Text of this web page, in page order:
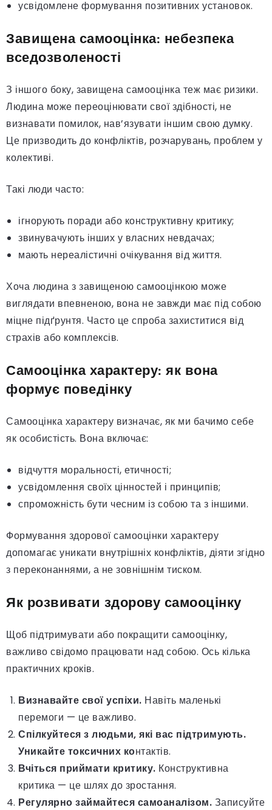
усвідомлене формування позитивних установок.
Завищена самооцінка: небезпека
вседозволеності
З іншого боку, завищена самооцінка теж має ризики.
Людина може переоцінювати свої здібності, не
визнавати помилок, нав’язувати іншим свою думку.
Це призводить до конфліктів, розчарувань, проблем у
колективі.
Такі люди часто:
ігнорують поради або конструктивну критику;
звинувачують інших у власних невдачах;
мають нереалістичні очікування від життя.
Хоча людина з завищеною самооцінкою може
виглядати впевненою, вона не завжди має під собою
міцне підґрунтя. Часто це спроба захиститися від
страхів або комплексів.
Самооцінка характеру: як вона
формує поведінку
Самооцінка характеру визначає, як ми бачимо себе
як особистість. Вона включає:
відчуття моральності, етичності;
усвідомлення своїх цінностей і принципів;
спроможність бути чесним із собою та з іншими.
Формування здорової самооцінки характеру
допомагає уникати внутрішніх конфліктів, діяти згідно
з переконаннями, а не зовнішнім тиском.
Як розвивати здорову самооцінку
Щоб підтримувати або покращити самооцінку,
важливо свідомо працювати над собою. Ось кілька
практичних кроків.
Визнавайте свої успіхи. Навіть маленькі
перемоги — це важливо.
Спілкуйтеся з людьми, які вас підтримують.
Уникайте токсичних контактів.
Вчіться приймати критику. Конструктивна
критика — це шлях до зростання.
Регулярно займайтеся самоаналізом. Записуйте